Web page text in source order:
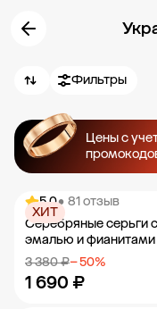
Фильтры
Цены с
5.0• 81 отзыв
Серебряные серьги с
эмалью и фианитами
3 380 ₽− 50%
1 690 ₽
ХИТ